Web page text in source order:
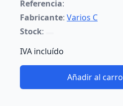
Referencia:
Fabricante: Varios C
Stock:
IVA incluído
Añadir al carro